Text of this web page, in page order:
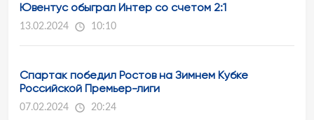
Ювентус обыграл Интер со счетом 2:1
13.02.2024 10:10
Спартак победил Ростов на Зимнем Кубке
Российской Премьер-лиги
07.02.2024 20:24